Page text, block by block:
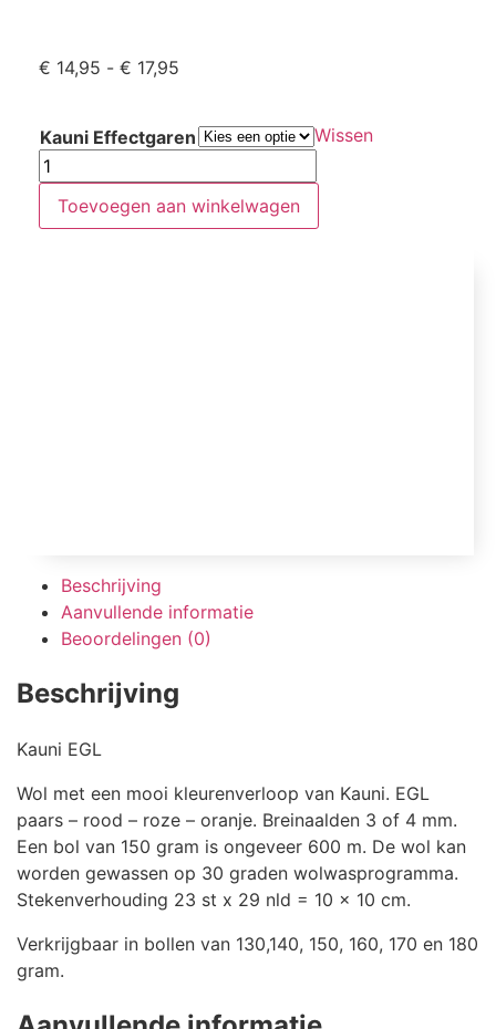
€ 14,95 - € 17,95
Kauni Effectgaren Wissen
Toevoegen aan winkelwagen
Beschrijving
Aanvullende informatie
Beoordelingen (0)
Beschrijving
Kauni EGL
Wol met een mooi kleurenverloop van Kauni. EGL
paars – rood – roze – oranje. Breinaalden 3 of 4 mm.
Een bol van 150 gram is ongeveer 600 m. De wol kan
worden gewassen op 30 graden wolwasprogramma.
Stekenverhouding 23 st x 29 nld = 10 x 10 cm.
Verkrijgbaar in bollen van 130,140, 150, 160, 170 en 180
gram.